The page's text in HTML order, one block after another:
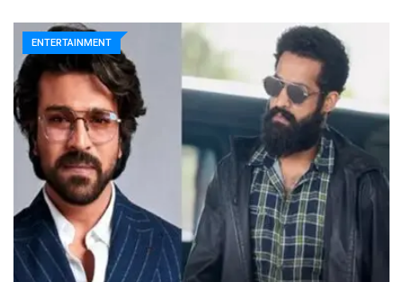
ENTERTAINMENT